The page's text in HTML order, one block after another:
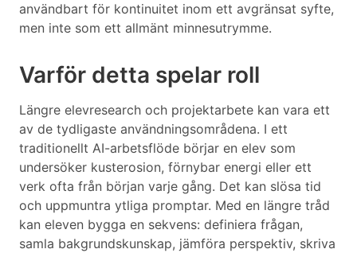
användbart för kontinuitet inom ett avgränsat syfte,
men inte som ett allmänt minnesutrymme.
Varför detta spelar roll
Längre elevresearch och projektarbete kan vara ett
av de tydligaste användningsområdena. I ett
traditionellt AI-arbetsflöde börjar en elev som
undersöker kusterosion, förnybar energi eller ett
verk ofta från början varje gång. Det kan slösa tid
och uppmuntra ytliga promptar. Med en längre tråd
kan eleven bygga en sekvens: definiera frågan,
samla bakgrundskunskap, jämföra perspektiv, skriva